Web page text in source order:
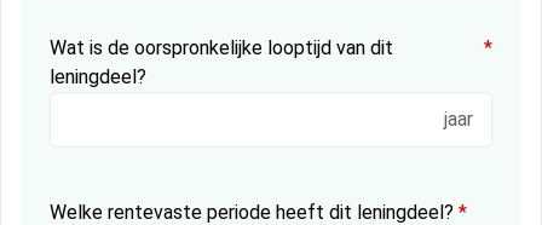
Wat is de oorspronkelijke looptijd van dit
leningdeel?
*
jaar
Welke rentevaste periode heeft dit leningdeel? *